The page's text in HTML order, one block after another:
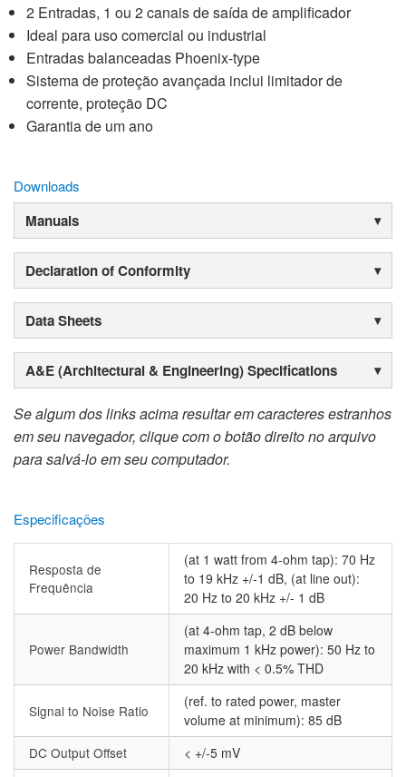
2 Entradas, 1 ou 2 canais de saída de amplificador
Ideal para uso comercial ou industrial
Entradas balanceadas Phoenix-type
Sistema de proteção avançada inclui limitador de
corrente, proteção DC
Garantia de um ano
Downloads
Manuals
Declaration of Conformity
Data Sheets
A&E (Architectural & Engineering) Specifications
Se algum dos links acima resultar em caracteres estranhos
em seu navegador, clique com o botão direito no arquivo
para salvá-lo em seu computador.
Especificações
Resposta de
Frequência
(at 1 watt from 4-ohm tap): 70 Hz
to 19 kHz +/-1 dB, (at line out):
20 Hz to 20 kHz +/- 1 dB
Power Bandwidth
(at 4-ohm tap, 2 dB below
maximum 1 kHz power): 50 Hz to
20 kHz with < 0.5% THD
Signal to Noise Ratio
(ref. to rated power, master
volume at minimum): 85 dB
DC Output Offset
< +/-5 mV